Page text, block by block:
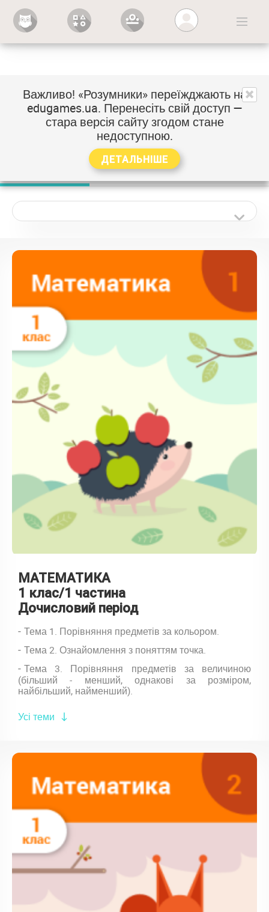
Важливо! «Розумники» переїжджають на
edugames.ua. Перенесіть свій доступ —
стара версія сайту згодом стане
недоступною.
ДЕТАЛЬНІШЕ
Тематичний каталог
Виберіть предмет і клас, щоб побачити перелік
тем
Українська мова Я досліджую світ
МАТЕМАТИКА
1 клас/1 частина
Дочисловий період
Тема 1. Порівняння предметів за кольором.
Тема 2. Ознайомлення з поняттям точка.
Тема 3. Порівняння предметів за величиною
(більший - менший, однакові за розміром,
найбільший, найменший).
Усі теми